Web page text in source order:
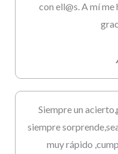
con ell@s. A mí
Siempre un
siempre
muy rápido